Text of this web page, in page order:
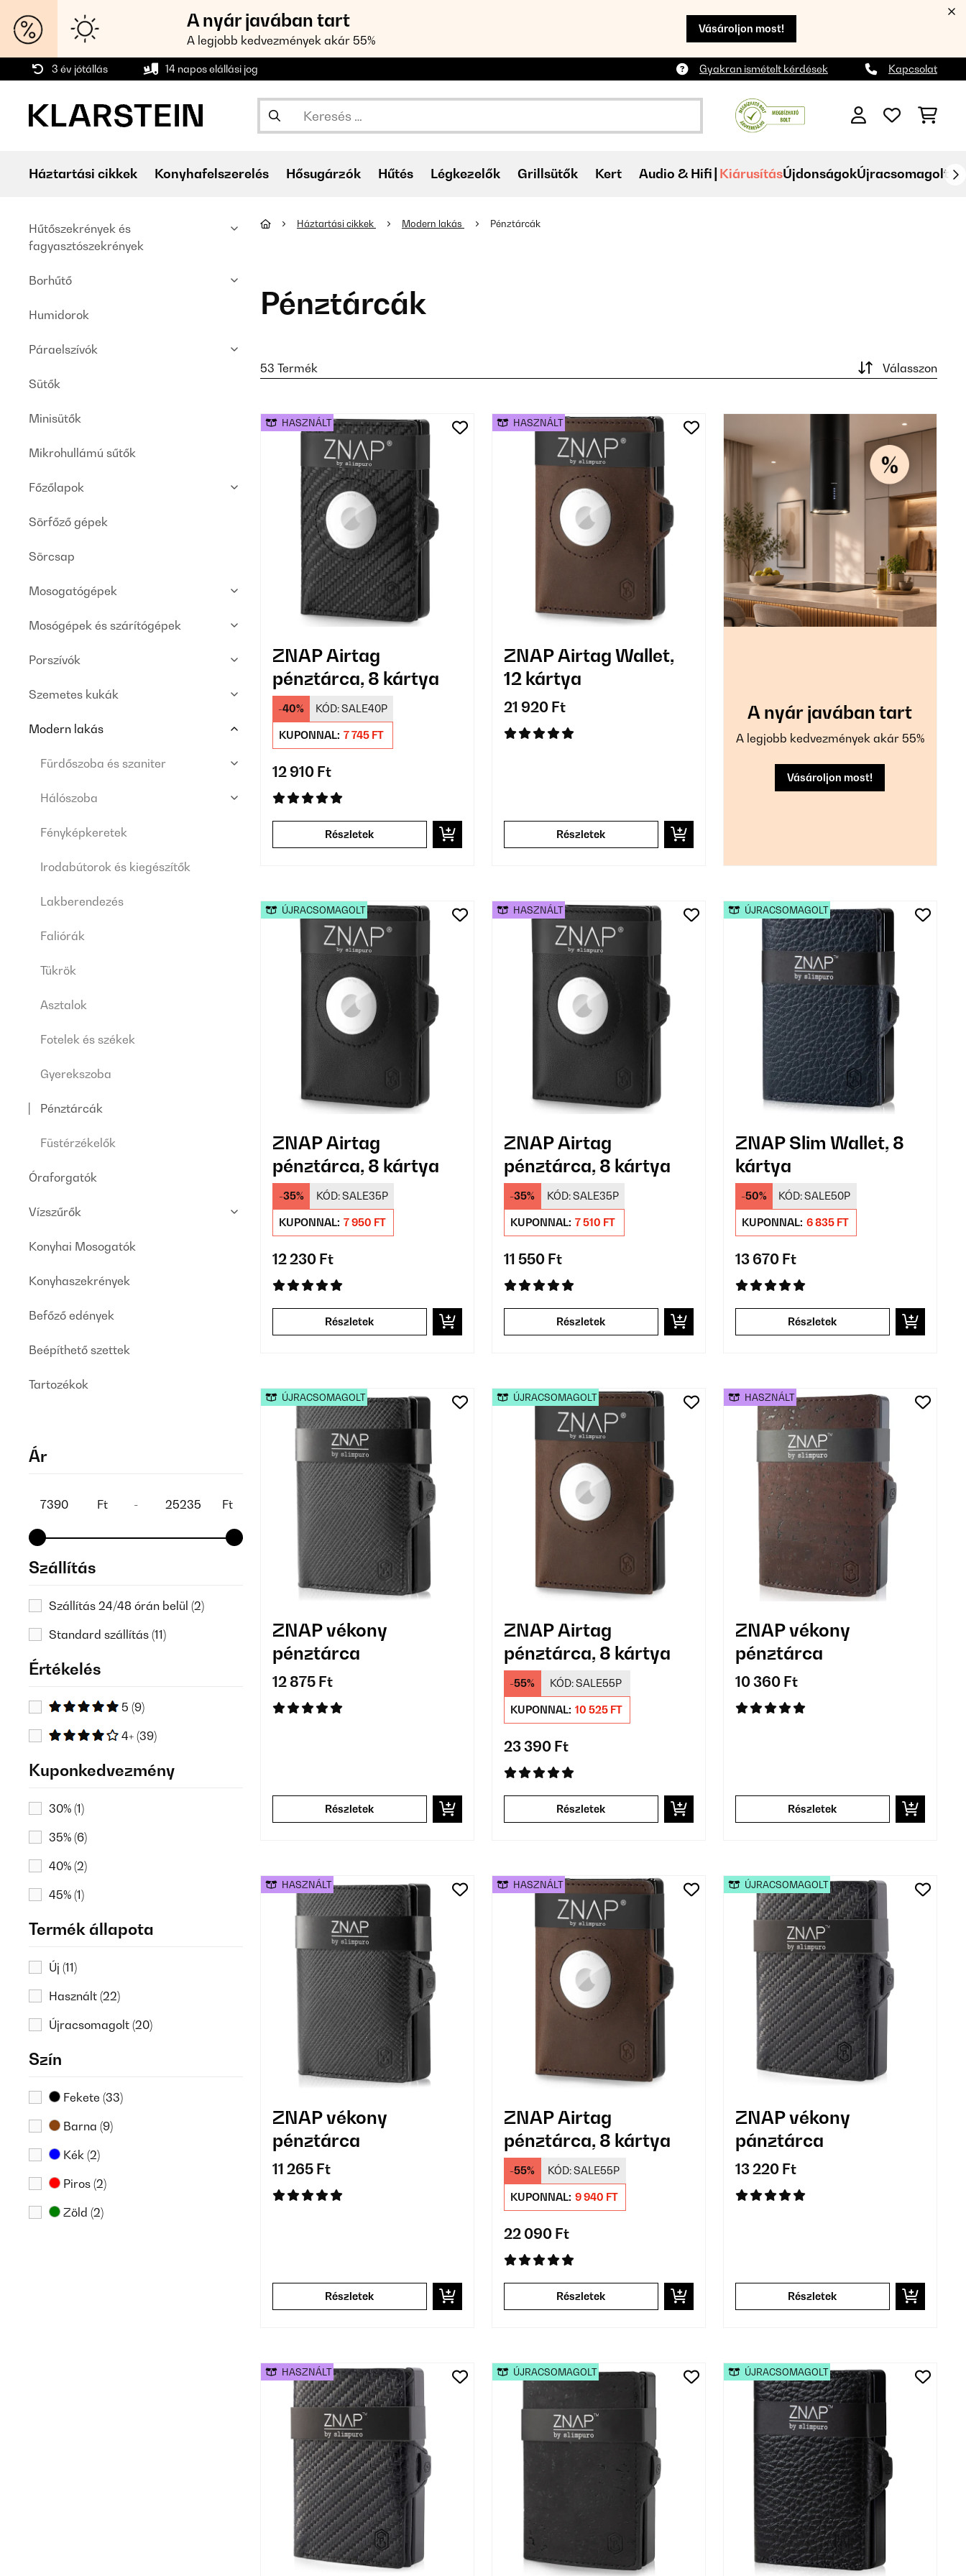
A nyár javában tart
A legjobb kedvezmények akár 55%
Vásároljon most!
3 év jótállás 14 napos elállási jog Gyakran ismételt kérdések Kapcsolat
Háztartási cikkek Konyhafelszerelés Hősugárzók Hűtés Légkezelők Grillsütők Kert Audio & Hifi KiárusításÚjdonságokÚjracsomagolt
Hűtőszekrények és
fagyasztószekrények
Borhűtő
Humidorok
Páraelszívók
Sütők
Minisütők
Mikrohullámú sűtők
Főzőlapok
Sörfőző gépek
Sörcsap
Mosogatógépek
Mosógépek és szárítógépek
Porszívók
Szemetes kukák
Modern lakás
Fürdőszoba és szaniter
Hálószoba
Fényképkeretek
Irodabútorok és kiegészítők
Lakberendezés
Faliórák
Tükrök
Asztalok
Fotelek és székek
Gyerekszoba
Pénztárcák
Füstérzékelők
Óraforgatók
Vízszűrők
Konyhai Mosogatók
Konyhaszekrények
Befőző edények
Beépíthető szettek
Tartozékok
Ár
Ft - Ft
Szállítás
Szállítás 24/48 órán belül (2)
Standard szállítás (11)
Értékelés
5 (9)
4+ (39)
Kuponkedvezmény
30% (1)
35% (6)
40% (2)
45% (1)
Termék állapota
Új (11)
Használt (22)
Újracsomagolt (20)
Szín
Fekete (33)
Barna (9)
Kék (2)
Piros (2)
Zöld (2)
Háztartási cikkek Modern lakás Pénztárcák
Pénztárcák
53 Termék Válasszon
ZNAP Airtag
pénztárca, 8 kártya
-40% KÓD:SALE40P
KUPONNAL: 7 745 FT
12 910 Ft
Részletek
HASZNÁLT
ZNAP Airtag Wallet,
12 kártya
21 920 Ft
Részletek
HASZNÁLT
A nyár javában tart
A legjobb kedvezmények akár 55%
Vásároljon most!
ZNAP Airtag
pénztárca, 8 kártya
-35% KÓD: SALE35P
KUPONNAL: 7 950 FT
12 230 Ft
Részletek
ÚJRACSOMAGOLT
ZNAP Airtag
pénztárca, 8 kártya
-35% KÓD:SALE35P
KUPONNAL: 7 510 FT
11 550 Ft
Részletek
HASZNÁLT
ZNAP Slim Wallet, 8
kártya
-50% KÓD: SALE50P
KUPONNAL: 6 835 FT
13 670 Ft
Részletek
ÚJRACSOMAGOLT
ZNAP vékony
pénztárca
12 875 Ft
Részletek
ÚJRACSOMAGOLT
ZNAP Airtag
pénztárca, 8 kártya
-55% KÓD:SALE55P
KUPONNAL: 10 525 FT
23 390 Ft
Részletek
ÚJRACSOMAGOLT
ZNAP vékony
pénztárca
10 360 Ft
Részletek
HASZNÁLT
ZNAP vékony
pénztárca
11 265 Ft
Részletek
HASZNÁLT
ZNAP Airtag
pénztárca, 8 kártya
-55% KÓD:SALE55P
KUPONNAL: 9 940 FT
22 090 Ft
Részletek
HASZNÁLT
ZNAP vékony
pánztárca
13 220 Ft
Részletek
ÚJRACSOMAGOLT
HASZNÁLT ÚJRACSOMAGOLT ÚJRACSOMAGOLT